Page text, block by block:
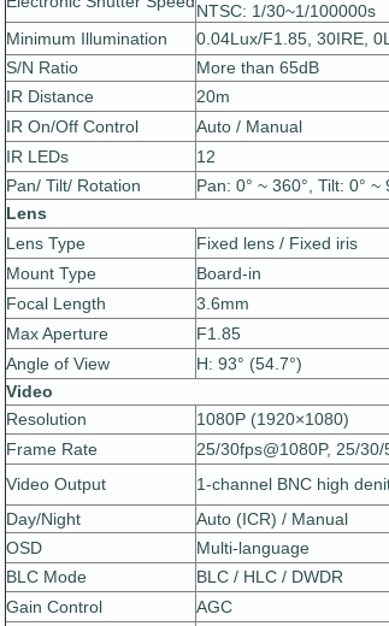
NTSC: 1/30~1/100000s
Minimum Illumination
0.04Lux/F1.85, 30IRE,
S/N Ratio
More than 65dB
IR Distance
20m
IR On/Off Control
Auto / Manual
IR LEDs
12
Pan/ Tilt/ Rotation
Pan: 0° ~ 360°, Tilt: 0° ~
Lens
Lens Type
Fixed lens / Fixed iris
Mount Type
Board-in
Focal Length
3.6mm
Max Aperture
F1.85
Angle of View
H: 93° (54.7°)
Video
Resolution
1080P (1920×1080)
Frame Rate
25/30fps@1080P, 25/
Video Output
1-channel BNC high
Day/Night
Auto (ICR) / Manual
OSD
Multi-language
BLC Mode
BLC / HLC / DWDR
Gain Control
AGC